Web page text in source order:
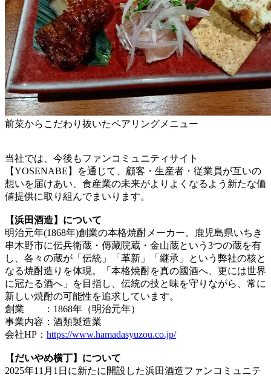
前菜からこだわり抜いたペアリングメニュー
当社では、今後もファンコミュニティサイト
【YOSENABE】を通じて、顧客・生産者・従業員が互いの
想いを届けあい、食産業の未来がよりよくなるよう新たな価
値提供に取り組んでまいります。
【浜田酒造】について
明治元年(1868年)創業の本格焼酎メーカー。鹿児島県いちき
串木野市に伝兵衛蔵・傳藏院蔵・金山蔵という3つの蔵を有
し、各々の蔵が「伝統」「革新」「継承」という弊社の核と
なる焼酎造りを体現。「本格焼酎を真の國酒へ、更には世界
に冠たる酒へ」を目指し、伝統の技と味を守りながら、常に
新しい焼酎の可能性を追求しています。
創業 ：1868年（明治元年）
事業内容：酒類製造業
会社HP： https://www.hamadasyuzou.co.jp/
【だいやめ横丁】について
2025年11月1日に新たに開設した浜田酒造ファンコミュニテ